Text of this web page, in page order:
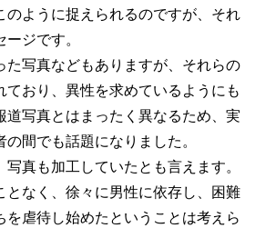
のように捉えられるのですが、それ
ジです。
た写真などもありますが、それらの
ており、異性を求めているようにも
道写真とはまったく異なるため、実
間でも話題になりました。
真も加工していたとも言えます。
となく、徐々に男性に依存し、困難
を虐待し始めたということは考えら